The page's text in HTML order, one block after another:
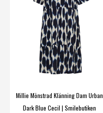
Millie Mönstrad Klänning Dam Urban
Dark Blue Cecil | Smilebutiken